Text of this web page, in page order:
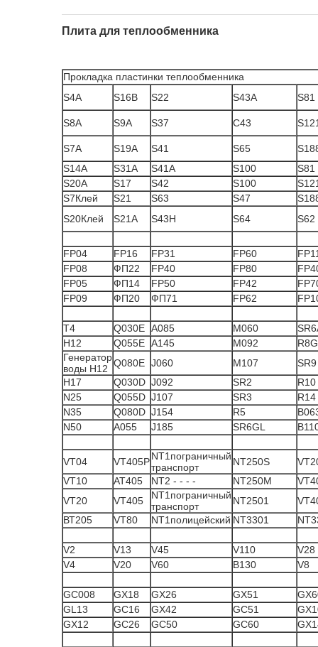
Плита для теплообменника
Прокладка пластинки теплообменника
S4A
S16B S22 S43A S81
S8A S9A S37 С43
S7A S19A S41 S65
S14A
S31A S41A S100
S81
S20A
S17 S42 S100
S7Клей
S21 S63 S47
S20Клей
S21A S43H S64 S62
FP04 FP16 FP31 FP60
FP08
ФП22 FP40 FP80
FP05
ФП14 FP50 FP42
FP09
ФП20 ФП71 FP62
Т4 Q030E А085 M060
H12
Q055E A145 M092
Генератор
воды H12 Q080E J060 M107
SR9
H17
Q030D J092 SR2
R10
N25
Q055D J107 SR3
R14
N35
Q080D J154 R5
N50
A055 J185 SR6GL
VT04 VT405PNT1пограничный
транспорт
NT250S
VT10
AT405 NT2 - - - - NT250М
VT20
VT405
NT1пограничный
транспорт
NT2501
ВТ205
VT80 NT1полицейский NT3301
V2 V13 V45 V110
V28
V4
V20 V60 В130 V8
GC008 GX18 GX26 GX51
GL13
GC16 GX42 GC51
GX12
GC26 GC50 GC60